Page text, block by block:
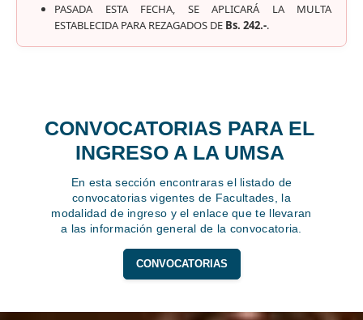
PASADA ESTA FECHA, SE APLICARÁ LA MULTA
ESTABLECIDA PARA REZAGADOS DE Bs. 242.-.
CONVOCATORIAS PARA EL
INGRESO A LA UMSA
En esta sección encontraras el listado de
convocatorias vigentes de Facultades, la
modalidad de ingreso y el enlace que te llevaran
a las información general de la convocatoria.
CONVOCATORIAS